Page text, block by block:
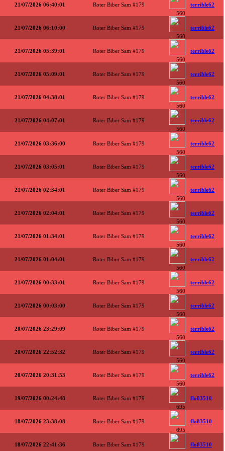
21/07/2026 06:40:01
Roter Biber Sam #179
560
terrible62
21/07/2026 06:10:00
Roter Biber Sam #179
560
terrible62
21/07/2026 05:39:01
Roter Biber Sam #179
560
terrible62
21/07/2026 05:09:01
Roter Biber Sam #179
560
terrible62
21/07/2026 04:38:01
Roter Biber Sam #179
560
terrible62
21/07/2026 04:07:01
Roter Biber Sam #179
560
terrible62
21/07/2026 03:36:00
Roter Biber Sam #179
560
terrible62
21/07/2026 03:05:01
Roter Biber Sam #179
560
terrible62
21/07/2026 02:34:01
Roter Biber Sam #179
560
terrible62
21/07/2026 02:04:01
Roter Biber Sam #179
560
terrible62
21/07/2026 01:34:01
Roter Biber Sam #179
560
terrible62
21/07/2026 01:04:01
Roter Biber Sam #179
560
terrible62
21/07/2026 00:33:01
Roter Biber Sam #179
560
terrible62
21/07/2026 00:03:00
Roter Biber Sam #179
560
terrible62
20/07/2026 23:29:09
Roter Biber Sam #179
560
terrible62
20/07/2026 22:52:32
Roter Biber Sam #179
560
terrible62
20/07/2026 20:31:53
Roter Biber Sam #179
560
terrible62
19/07/2026 00:24:48
Roter Biber Sam #179
695
flo83510
18/07/2026 23:38:08
Roter Biber Sam #179
695
flo83510
18/07/2026 22:41:36
Roter Biber Sam #179
flo83510